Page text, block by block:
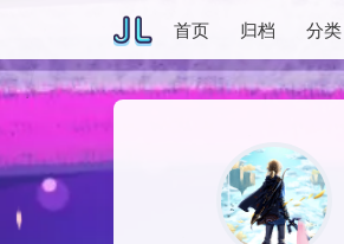
首页 归档 分类